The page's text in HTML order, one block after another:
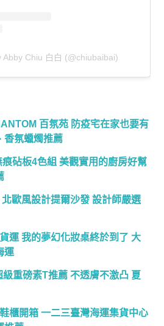
Abby Chiu 白白 (@chiubaibai)
百氛苑 防疫宅在家也要有
香氛蠟燭推薦
砧板4色組 美觀實用的廚房好幫
歐風設計提爾沙發 設計師嚴選
運 我的夢幻化妝桌終於到了 大
運
重磅素T推薦 不透膚不激凸 夏
櫃開箱 一二三臺灣海運集貨中心